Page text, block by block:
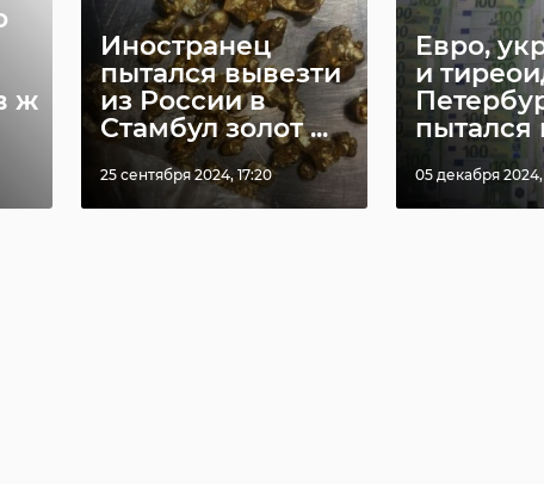
ж
Иностранец
пытался вывезти
из России в
Стамбул золот ...
25 сентября 2024, 17:20
Евро,
и
пытался
05 декабря 2024,